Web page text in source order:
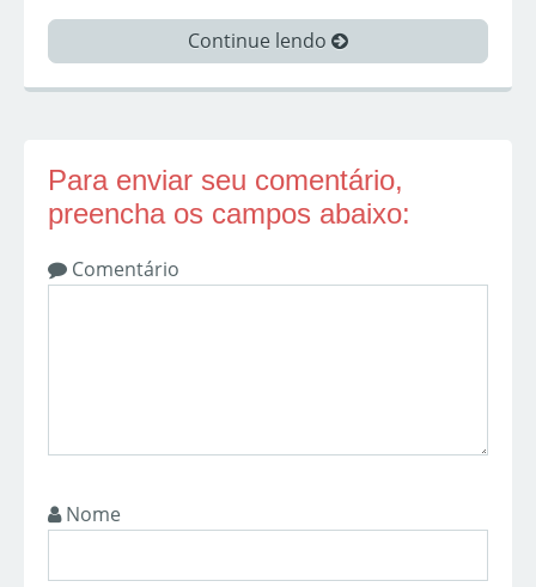
Continue lendo
Para enviar seu comentário,
preencha os campos abaixo:
Comentário
Nome